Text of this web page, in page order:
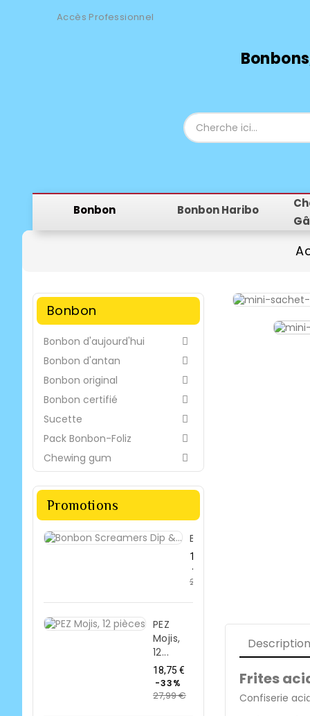
Accès Professionnel
Bonbon Bonbon Haribo
Bonbon
Bonbon d'aujourd'hui 
Bonbon d'antan 
Bonbon original 
Bonbon certifié 
Sucette 
Pack Bonbon-Foliz 
Chewing gum 
Promotions
Bonbon...
19,42 €
-33%
28,99 €
PEZ
Mojis,
12...
18,75 €
base
-33%
27,99 €Prix
Description
Frites
Confiserie